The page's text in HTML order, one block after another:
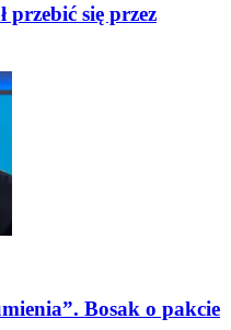
przebić się przez
Bosak o pakcie